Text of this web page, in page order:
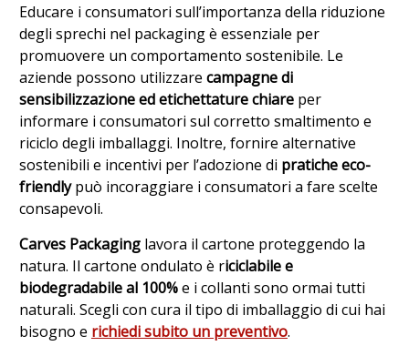
Educare i consumatori sull’importanza della riduzione
degli sprechi nel packaging è essenziale per
promuovere un comportamento sostenibile. Le
aziende possono utilizzare campagne di
sensibilizzazione ed etichettature chiareper
informare i consumatori sul corretto smaltimento e
riciclo degli imballaggi. Inoltre, fornire alternative
sostenibili e incentivi per l’adozione di pratiche eco-
friendlypuò incoraggiare i consumatori a fare scelte
consapevoli.
Carves Packaginglavora il cartone proteggendo la
natura. Il cartone ondulato è riciclabile e
biodegradabile al 100%e i collanti sono ormai tutti
naturali. Scegli con cura il tipo di imballaggio di cui hai
bisogno e richiedi subito un preventivo.